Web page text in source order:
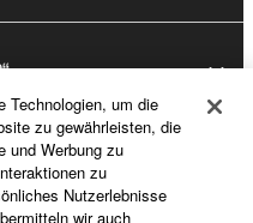
Technologien, um die
zu gewährleisten, die
und Werbung zu
zu
Nutzerlebnisse
wir auch